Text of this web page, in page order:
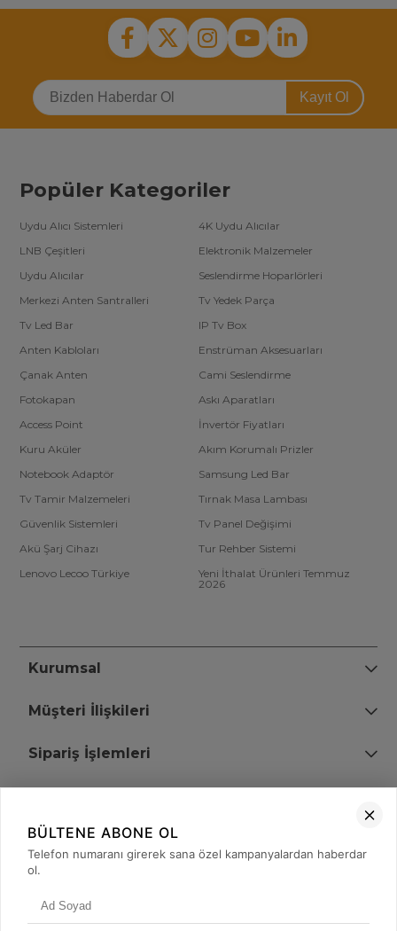
Kayıt Ol
Popüler Kategoriler
Uydu Alıcı Sistemleri
4K Uydu Alıcılar
LNB Çeşitleri
Elektronik Malzemeler
Uydu Alıcılar
Seslendirme Hoparlörleri
Merkezi Anten Santralleri
Tv Yedek Parça
Tv Led Bar
IP Tv Box
Anten Kabloları
Enstrüman Aksesuarları
Çanak Anten
Cami Seslendirme
Fotokapan
Askı Aparatları
Access Point
İnvertör Fiyatları
Kuru Aküler
Akım Korumalı Prizler
Notebook Adaptör
Samsung Led Bar
Tv Tamir Malzemeleri
Tırnak Masa Lambası
Güvenlik Sistemleri
Tv Panel Değişimi
Akü Şarj Cihazı
Tur Rehber Sistemi
Lenovo Lecoo Türkiye
Yeni İthalat Ürünleri Temmuz
2026
Kurumsal
Müşteri İlişkileri
Sipariş İşlemleri
+90 (850) 473 08 08
BÜLTENE ABONE OL
Telefon numaranı girerek sana özel kampanyalardan haberdar
ol.